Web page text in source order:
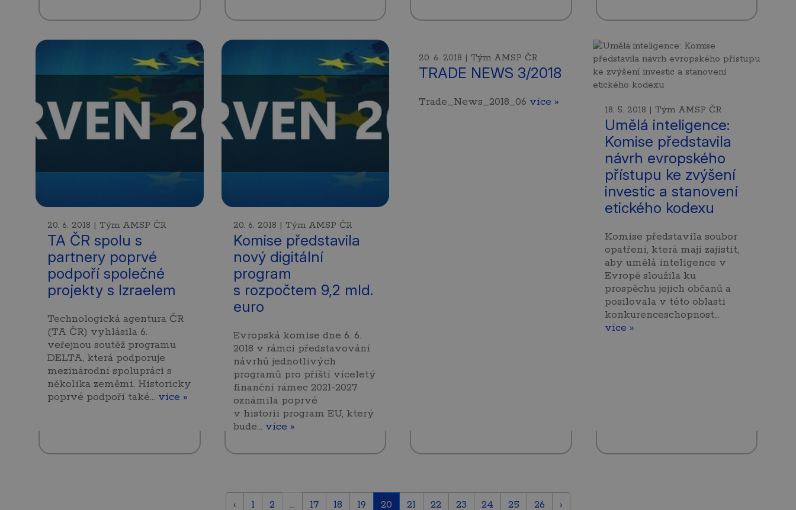
20. 6. 2018 | Tým AMSP ČR
TA ČR spolu s
partnery poprvé
podpoří společné
projekty s Izraelem
Technologická agentura ČR
(TA ČR) vyhlásila 6.
veřejnou soutěž programu
DELTA, která podporuje
mezinárodní spolupráci s
několika zeměmi. Historicky
poprvé podpoří také… více »
20. 6. 2018 | Tým AMSP ČR
Komise představila
nový digitální
program
s rozpočtem 9,2 mld.
euro
Evropská komise dne 6. 6.
2018 v rámci představování
návrhů jednotlivých
programů pro příští víceletý
finanční rámec 2021-2027
oznámila poprvé
v historii program EU, který
bude… více »
20. 6. 2018 | Tým AMSP ČR
TRADE NEWS 3/2018
Trade_News_2018_06 více »
18. 5. 2018 | Tým AMSP ČR
Umělá inteligence:
Komise představila
návrh evropského
přístupu ke zvýšení
investic a stanovení
etického kodexu
Komise představila soubor
opatření, která mají zajistit,
aby umělá inteligence v
Evropě sloužila ku
prospěchu jejích občanů a
posilovala v této oblasti
konkurenceschopnost…
více »
‹ 1 2 ... 17 18 19 20 21 22 23 24 25 26 ›